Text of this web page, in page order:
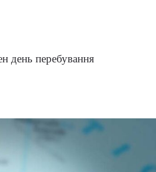
день перебування